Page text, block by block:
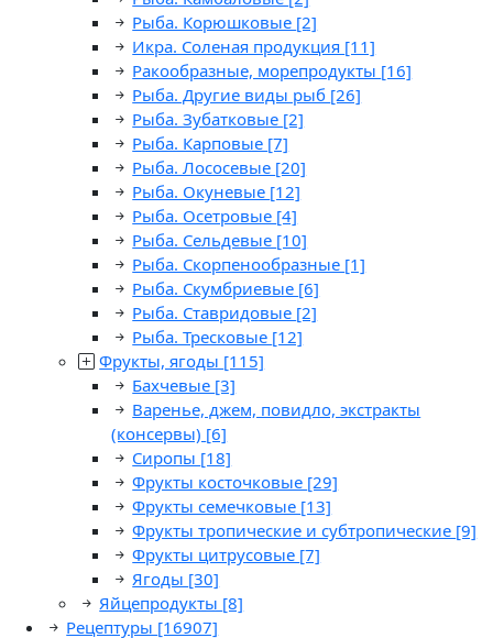
Рыба. Корюшковые [2]
Икра. Соленая продукция [11]
Ракообразные, морепродукты [16]
Рыба. Другие виды рыб [26]
Рыба. Зубатковые [2]
Рыба. Карповые [7]
Рыба. Лососевые [20]
Рыба. Окуневые [12]
Рыба. Осетровые [4]
Рыба. Сельдевые [10]
Рыба. Скорпенообразные [1]
Рыба. Скумбриевые [6]
Рыба. Ставридовые [2]
Рыба. Тресковые [12]
Фрукты, ягоды [115]
Бахчевые [3]
Варенье, джем, повидло, экстракты
(консервы) [6]
Сиропы [18]
Фрукты косточковые [29]
Фрукты семечковые [13]
Фрукты тропические и субтропические [9]
Фрукты цитрусовые [7]
Ягоды [30]
Яйцепродукты [8]
Рецептуры [16907]